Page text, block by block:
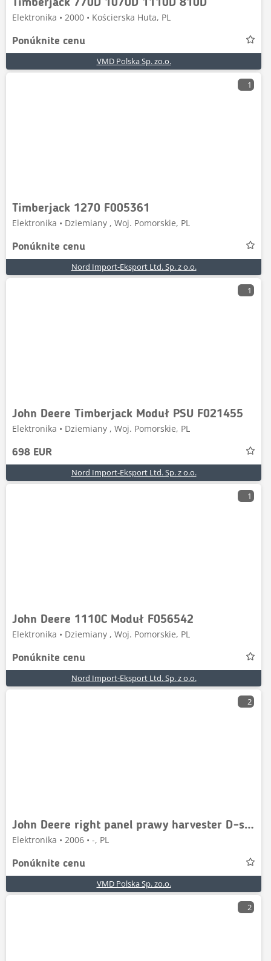
Timberjack 770D 1070D 1110D 810D
Elektronika • 2000 • Kościerska Huta, PL
Ponúknite cenu
VMD Polska Sp. zo.o.
1
Timberjack 1270 F005361
Elektronika • Dziemiany , Woj. Pomorskie, PL
Ponúknite cenu
Nord Import-Eksport Ltd. Sp. z o.o.
1
John Deere Timberjack Moduł PSU F021455
Elektronika • Dziemiany , Woj. Pomorskie, PL
698 EUR
Nord Import-Eksport Ltd. Sp. z o.o.
1
John Deere 1110C Moduł F056542
Elektronika • Dziemiany , Woj. Pomorskie, PL
Ponúknite cenu
Nord Import-Eksport Ltd. Sp. z o.o.
2
John Deere right panel prawy harvester D-serie
Elektronika • 2006 • -, PL
Ponúknite cenu
VMD Polska Sp. zo.o.
2